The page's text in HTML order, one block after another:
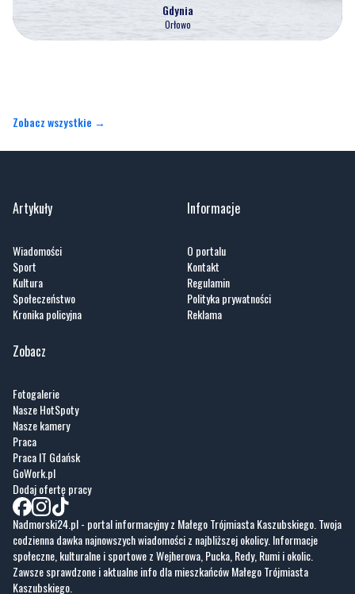
Gdynia
Orłowo
Zobacz wszystkie →
Artykuły
Wiadomości
Sport
Kultura
Społeczeństwo
Kronika policyjna
Informacje
O portalu
Kontakt
Regulamin
Polityka prywatności
Reklama
Zobacz
Fotogalerie
Nasze HotSpoty
Nasze kamery
Praca
Praca IT Gdańsk
GoWork.pl
Dodaj ofertę pracy
Nadmorski24.pl - portal informacyjny z Małego Trójmiasta Kaszubskiego. Twoja
codzienna dawka najnowszych wiadomości z najbliższej okolicy. Informacje
społeczne, kulturalne i sportowe z Wejherowa, Pucka, Redy, Rumi i okolic.
Zawsze sprawdzone i aktualne info dla mieszkańców Małego Trójmiasta
Kaszubskiego.